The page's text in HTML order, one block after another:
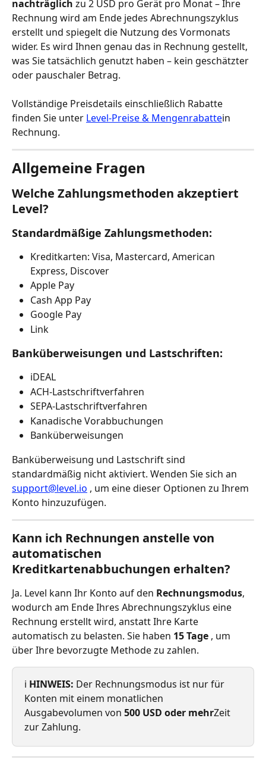
nachträglich zu 2 USD pro Gerät pro Monat – Ihre
Rechnung wird am Ende jedes Abrechnungszyklus
erstellt und spiegelt die Nutzung des Vormonats
wider. Es wird Ihnen genau das in Rechnung gestellt,
was Sie tatsächlich genutzt haben – kein geschätzter
oder pauschaler Betrag.
Vollständige Preisdetails einschließlich Rabatte
finden Sie unter Level-Preise & Mengenrabattein
Rechnung.
Allgemeine Fragen
Welche Zahlungsmethoden akzeptiert
Level?
Standardmäßige Zahlungsmethoden:
Kreditkarten: Visa, Mastercard, American
Express, Discover
Apple Pay
Cash App Pay
Google Pay
Link
Banküberweisungen und Lastschriften:
iDEAL
ACH-Lastschriftverfahren
SEPA-Lastschriftverfahren
Kanadische Vorabbuchungen
Banküberweisungen
Banküberweisung und Lastschrift sind
standardmäßig nicht aktiviert. Wenden Sie sich an
support@level.io , um eine dieser Optionen zu Ihrem
Konto hinzuzufügen.
Kann ich Rechnungen anstelle von
automatischen
Kreditkartenabbuchungen erhalten?
Ja. Level kann Ihr Konto auf den Rechnungsmodus,
wodurch am Ende Ihres Abrechnungszyklus eine
Rechnung erstellt wird, anstatt Ihre Karte
automatisch zu belasten. Sie haben 15 Tage , um
über Ihre bevorzugte Methode zu zahlen.
ℹ️ HINWEIS: Der Rechnungsmodus ist nur für
Konten mit einem monatlichen
Ausgabevolumen von 500 USD oder mehrZeit
zur Zahlung.